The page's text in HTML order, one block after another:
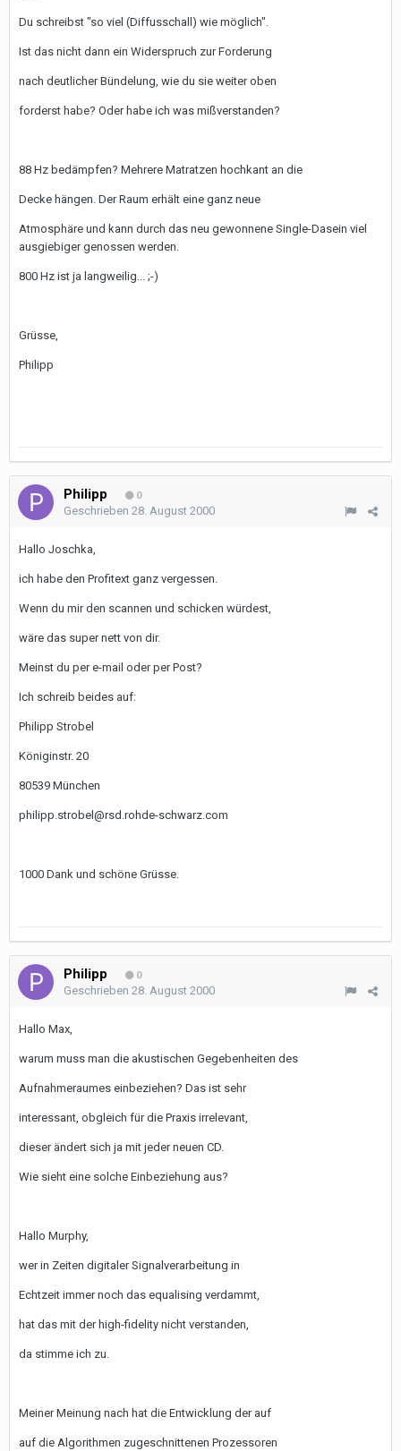
Du schreibst "so viel (Diffusschall) wie möglich".
Ist das nicht dann ein Widerspruch zur Forderung
nach deutlicher Bündelung, wie du sie weiter oben
forderst habe? Oder habe ich was mißverstanden?
88 Hz bedämpfen? Mehrere Matratzen hochkant an die
Decke hängen. Der Raum erhält eine ganz neue
Atmosphäre und kann durch das neu gewonnene Single-Dasein viel
ausgiebiger genossen werden.
800 Hz ist ja langweilig... ;-)
Grüsse,
Philipp
Philipp 0
Geschrieben 28. August 2000
Hallo Joschka,
ich habe den Profitext ganz vergessen.
Wenn du mir den scannen und schicken würdest,
wäre das super nett von dir.
Meinst du per e-mail oder per Post?
Ich schreib beides auf:
Philipp Strobel
Königinstr. 20
80539 München
philipp.strobel@rsd.rohde-schwarz.com
1000 Dank und schöne Grüsse.
Philipp 0
Geschrieben 28. August 2000
Hallo Max,
warum muss man die akustischen Gegebenheiten des
Aufnahmeraumes einbeziehen? Das ist sehr
interessant, obgleich für die Praxis irrelevant,
dieser ändert sich ja mit jeder neuen CD.
Wie sieht eine solche Einbeziehung aus?
Hallo Murphy,
wer in Zeiten digitaler Signalverarbeitung in
Echtzeit immer noch das equalising verdammt,
hat das mit der high-fidelity nicht verstanden,
da stimme ich zu.
Meiner Meinung nach hat die Entwicklung der auf
auf die Algorithmen zugeschnittenen Prozessoren